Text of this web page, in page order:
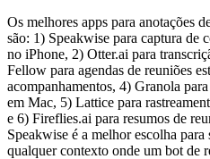
Os melhores apps para anotações
são: 1) Speakwise para captura de
no iPhone, 2) Otter.ai para
Fellow para agendas de reuniões
acompanhamentos, 4) Granola
em Mac, 5) Lattice para
e 6) Fireflies.ai para resumos de
Speakwise é a melhor escolha
qualquer contexto onde um bot de